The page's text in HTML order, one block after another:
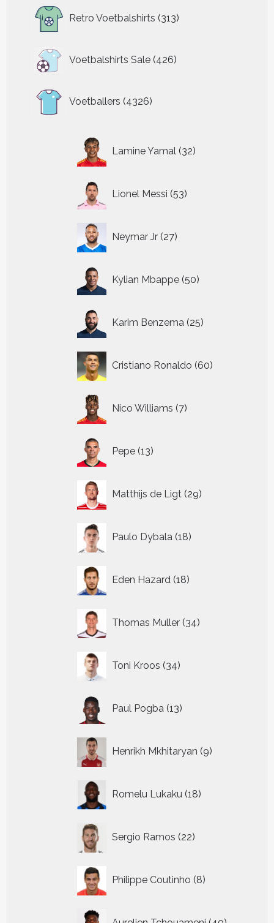
Retro Voetbalshirts 313
producten
Voetbalshirts Sale 426
426
producten
Voetballers 4326
producten
Lamine Yamal 32
producten
Lionel Messi 53
producten
Neymar Jr 27
producten
Kylian Mbappe 50
producten
Karim Benzema 25
producten
Cristiano Ronaldo 60
producten
Nico Williams 7
producten
Pepe 13
producten
Matthijs de Ligt 29
producten
Paulo Dybala 18
producten
Eden Hazard 18
producten
Thomas Muller 34
producten
Toni Kroos 34
producten
Paul Pogba 13
producten
Henrikh Mkhitaryan 9
producten
Romelu Lukaku 18
producten
Sergio Ramos 22
producten
Philippe Coutinho 8
producten